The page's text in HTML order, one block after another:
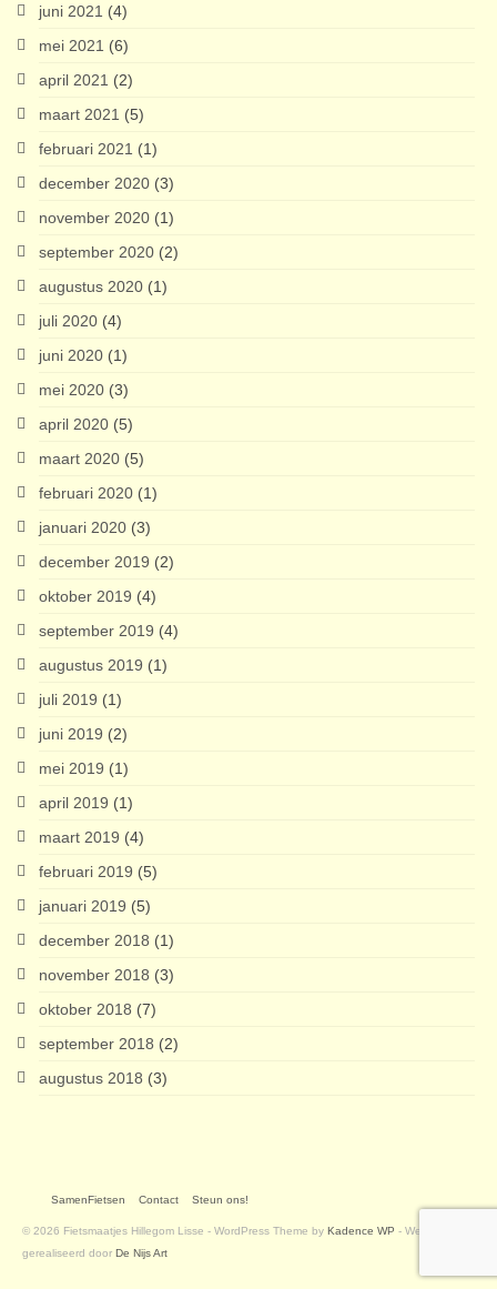
juni 2021 (4)
mei 2021 (6)
april 2021 (2)
maart 2021 (5)
februari 2021 (1)
december 2020 (3)
november 2020 (1)
september 2020 (2)
augustus 2020 (1)
juli 2020 (4)
juni 2020 (1)
mei 2020 (3)
april 2020 (5)
maart 2020 (5)
februari 2020 (1)
januari 2020 (3)
december 2019 (2)
oktober 2019 (4)
september 2019 (4)
augustus 2019 (1)
juli 2019 (1)
juni 2019 (2)
mei 2019 (1)
april 2019 (1)
maart 2019 (4)
februari 2019 (5)
januari 2019 (5)
december 2018 (1)
november 2018 (3)
oktober 2018 (7)
september 2018 (2)
augustus 2018 (3)
SamenFietsen Contact Steun ons!
© 2026 Fietsmaatjes Hillegom Lisse - WordPress Theme by Kadence WP - Website
gerealiseerd door De Nijs Art